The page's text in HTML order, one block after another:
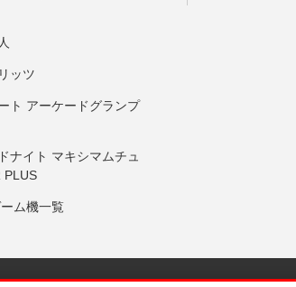
ッツ
ト アーケードグランプ
ナイト マキシマムチュ
PLUS
ム機一覧